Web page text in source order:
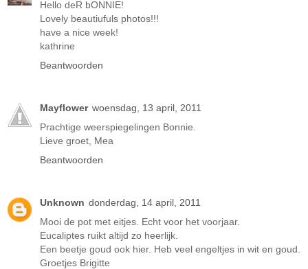
Hello deR bONNIE!
Lovely beautiufuls photos!!!
have a nice week!
kathrine
Beantwoorden
Mayflower woensdag, 13 april, 2011
Prachtige weerspiegelingen Bonnie.
Lieve groet, Mea
Beantwoorden
Unknown donderdag, 14 april, 2011
Mooi de pot met eitjes. Echt voor het voorjaar.
Eucaliptes ruikt altijd zo heerlijk.
Een beetje goud ook hier. Heb veel engeltjes in wit en goud.
Groetjes Brigitte